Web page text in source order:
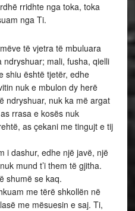
rridhte nga toka, toka
nga Ti.
të vjetra të mbuluara
ndryshuar; mali, fusha, qielli
shiu është tjetër, edhe
nuk e mbulon dy herë
ndryshuar, nuk ka më argat
rrasa e kosës nuk
as çekani me tingujt e tij
i dashur, edhe një javë, një
mund t’i them të gjitha.
shumë se kaq.
me tërë shkollën në
me mësuesin e saj. Ti,